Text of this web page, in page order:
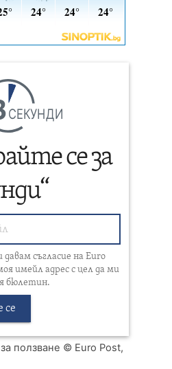
СЕКУНДИ
се за
съгласие на Euro
имейл адрес с цел да ми
бюлетин.
се
ползване © Euro Post,